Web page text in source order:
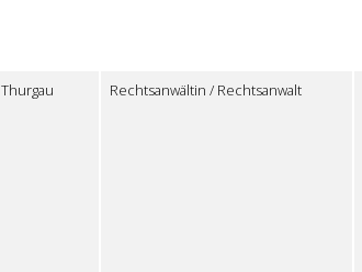
Thurgau Rechtsanwältin / Rechtsanwalt